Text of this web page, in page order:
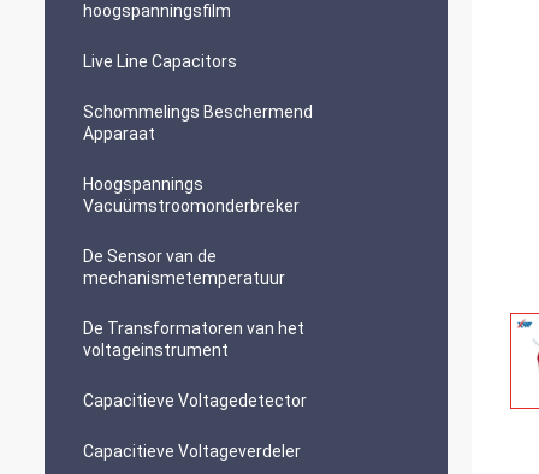
hoogspanningsfilm
Live Line Capacitors
Schommelings Beschermend
Apparaat
Hoogspannings
Vacuümstroomonderbreker
De Sensor van de
mechanismetemperatuur
De Transformatoren van het
voltageinstrument
Capacitieve Voltagedetector
Capacitieve Voltageverdeler